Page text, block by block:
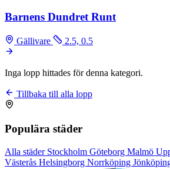
Barnens Dundret Runt
Gällivare 2.5, 0.5
Inga lopp hittades för denna kategori.
Tillbaka till alla lopp
Populära städer
Alla städer Stockholm Göteborg Malmö
Västerås Helsingborg Norrköping